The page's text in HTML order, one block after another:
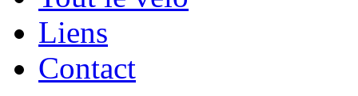
Liens
Contact